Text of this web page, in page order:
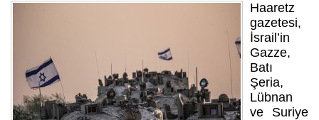
Haaretz
gazetesi,
İsrail’in
Gazze,
Batı
Şeria,
Lübnan
ve Suriye